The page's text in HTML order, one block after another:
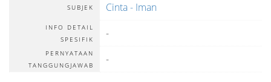
SUBJEK Cinta - Iman
INFO DETAIL
SPESIFIK
-
PERNYATAAN
TANGGUNGJAWAB
-